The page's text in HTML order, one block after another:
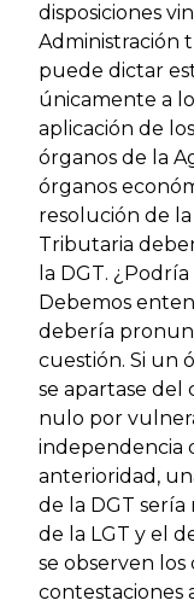
disposiciones
Administración
puede dictar
únicamente a
aplicación de
órganos de la
órganos
resolución de
Tributaria
la DGT.
Debemos
debería
cuestión. Si un
se apartase del
nulo por
independencia
anterioridad,
de la DGT
de la LGT y el
se observen los
contestaciones